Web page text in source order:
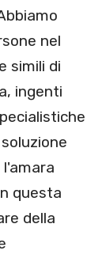
nel
simili di
ingenti
questa
della